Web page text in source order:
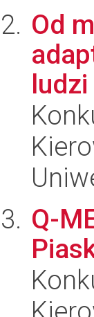
Od
ludzi
Q-